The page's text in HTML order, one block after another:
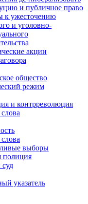
и публичное право
к ужесточению
и уголовно-
акции
общество
режим
и контрреволюция
выборы
полиция
указатель